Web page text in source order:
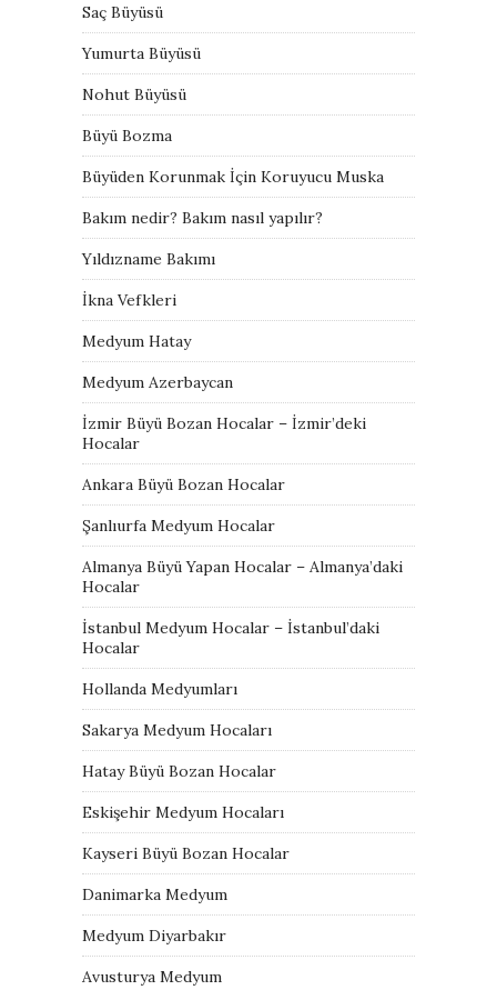
Saç Büyüsü
Yumurta Büyüsü
Nohut Büyüsü
Büyü Bozma
Büyüden Korunmak İçin Koruyucu Muska
Bakım nedir? Bakım nasıl yapılır?
Yıldızname Bakımı
İkna Vefkleri
Medyum Hatay
Medyum Azerbaycan
İzmir Büyü Bozan Hocalar – İzmir’deki
Hocalar
Ankara Büyü Bozan Hocalar
Şanlıurfa Medyum Hocalar
Almanya Büyü Yapan Hocalar – Almanya’daki
Hocalar
İstanbul Medyum Hocalar – İstanbul’daki
Hocalar
Hollanda Medyumları
Sakarya Medyum Hocaları
Hatay Büyü Bozan Hocalar
Eskişehir Medyum Hocaları
Kayseri Büyü Bozan Hocalar
Danimarka Medyum
Medyum Diyarbakır
Avusturya Medyum